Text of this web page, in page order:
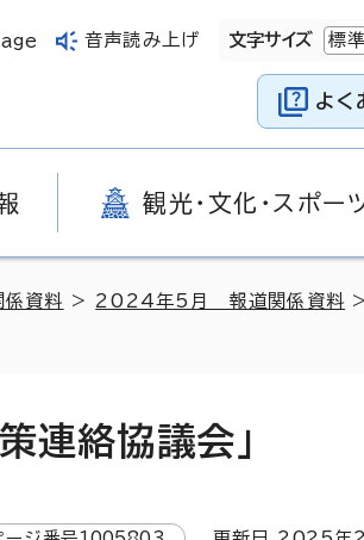
音声読み上げ 文字サイズ 標準
よく
観光・文化・スポー
資料 > 2024年5月 報道関係資料
連絡協議会」